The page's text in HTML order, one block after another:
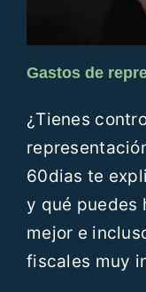
Gastos de
¿Tienes
60dias te
y qué puedes
mejor e
fiscales muy